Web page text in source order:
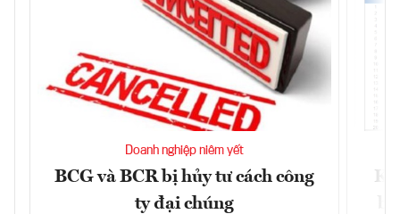
Doanh nghiệp niêm yết
BCG và BCR bị hủy tư cách công
ty đại chúng